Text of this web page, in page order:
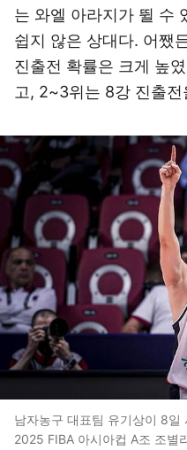
는 와엘 아라지가 뛸 수
쉽지 않은 상대다. 어쨌
진출전 확률은 크게 높
고, 2~3위는 8강 진출전
남자농구 대표팀 유기상이 8일
2025 FIBA 아시아컵 A조 조별